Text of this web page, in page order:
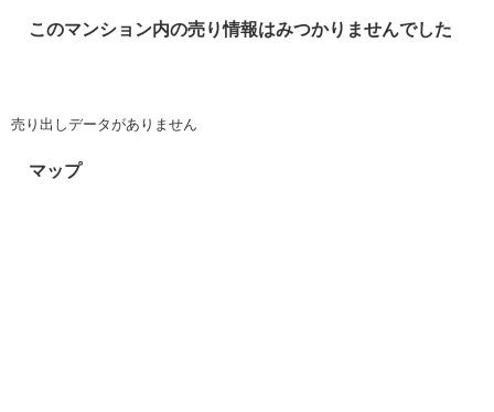
このマンション内の売り情報はみつかりませんでした
売り出しデータがありません
マップ